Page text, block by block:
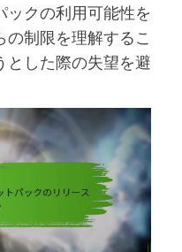
ックの利用可能性を
制限を理解するこ
とした際の失望を避